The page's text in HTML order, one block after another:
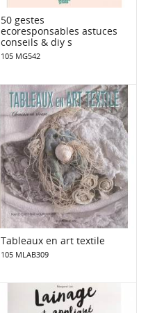
50 gestes
ecoresponsables astuces
conseils & diy s
105 MG542
Tableaux en art textile
105 MLAB309